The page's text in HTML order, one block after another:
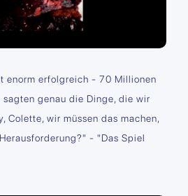
enorm erfolgreich - 70 Millionen
genau die Dinge, die wir
Colette, wir müssen das machen,
- "Das Spiel